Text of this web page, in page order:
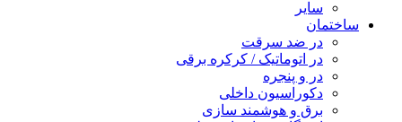
سایر
ساختمان
در ضد سرقت
در اتوماتیک / کرکره برقی
در و پنجره
دکوراسیون داخلی
برق و هوشمند سازی